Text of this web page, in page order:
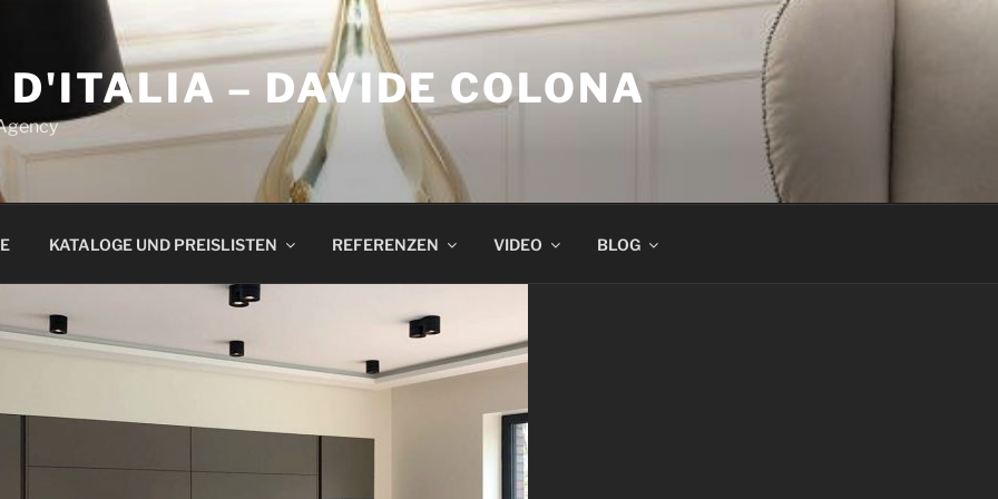
D'ITALIA – DAVIDE COLONA
KATALOGE UND PREISLISTEN REFERENZEN VIDEO BLOG